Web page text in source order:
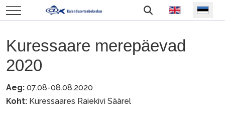
Mobile Menu Toggle Vali keel
Kuressaare merepäevad
2020
Aeg: 07.08-08.08.2020
Koht: Kuressaares Raiekivi Säärel